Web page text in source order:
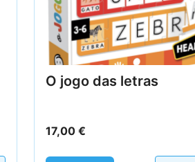
O jogo das letras
17,00 €